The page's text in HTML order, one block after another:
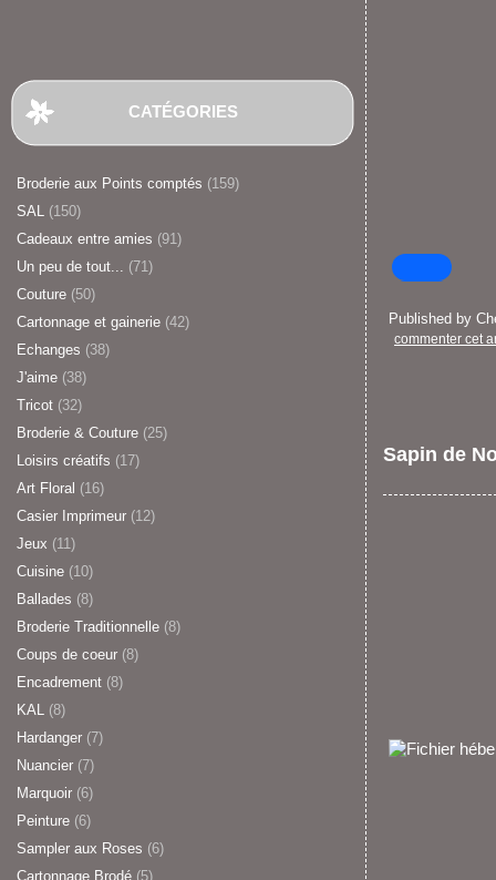
CATÉGORIES
Broderie aux Points comptés (159)
SAL (150)
Cadeaux entre amies (91)
Un peu de tout... (71)
Couture (50)
Cartonnage et gainerie (42)
Echanges (38)
J'aime (38)
Tricot (32)
Broderie & Couture (25)
Loisirs créatifs (17)
Art Floral (16)
Casier Imprimeur (12)
Jeux (11)
Cuisine (10)
Ballades (8)
Broderie Traditionnelle (8)
Coups de coeur (8)
Encadrement (8)
KAL (8)
Hardanger (7)
Nuancier (7)
Marquoir (6)
Peinture (6)
Sampler aux Roses (6)
Cartonnage Brodé (5)
Published by
commenter cet
Sapin de